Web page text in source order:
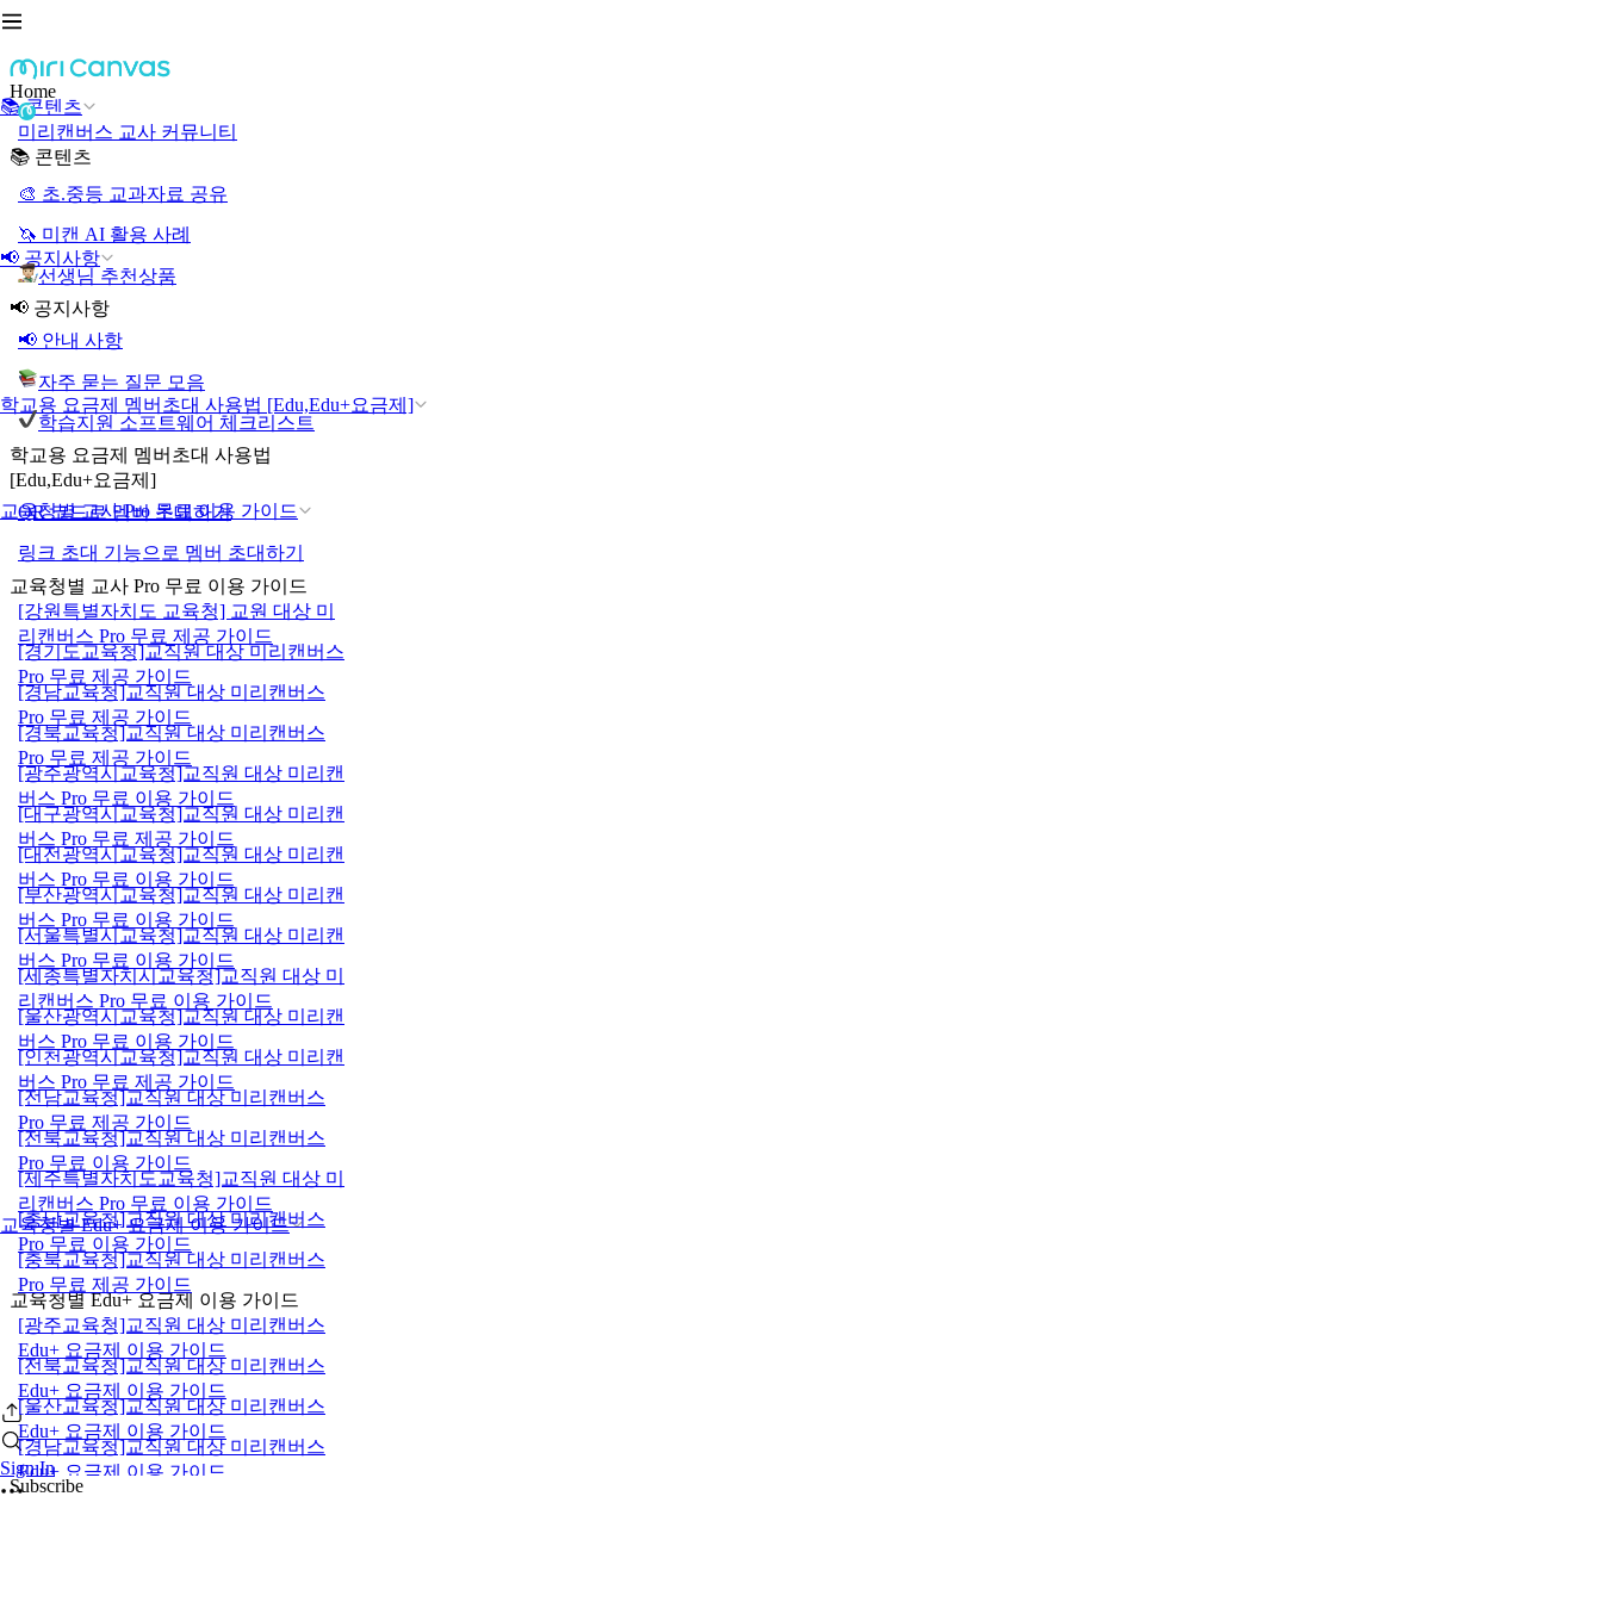
📚 콘텐츠
📢 공지사항
학교용 요금제 멤버초대 사용법 [Edu,Edu+요금제]
교육청별 교사 Pro 무료 이용 가이드
교육청별 Edu+ 요금제 이용 가이드
Sign In
Home
미리캔버스 교사 커뮤니티
📚 콘텐츠
🎨 초.중등 교과자료 공유
🦄 미캔 AI 활용 사례
선생님 추천상품
📢 공지사항
📢 안내 사항
자주 묻는 질문 모음
학습지원 소프트웨어 체크리스트
학교용 요금제 멤버초대 사용법
[Edu,Edu+요금제]
QR 코드로 멤버 초대하기
링크 초대 기능으로 멤버 초대하기
교육청별 교사 Pro 무료 이용 가이드
[강원특별자치도 교육청] 교원 대상 미
리캔버스 Pro 무료 제공 가이드
[경기도교육청]교직원 대상 미리캔버스
Pro 무료 제공 가이드
[경남교육청]교직원 대상 미리캔버스
Pro 무료 제공 가이드
[경북교육청]교직원 대상 미리캔버스
Pro 무료 제공 가이드
[광주광역시교육청]교직원 대상 미리캔
버스 Pro 무료 이용 가이드
[대구광역시교육청]교직원 대상 미리캔
버스 Pro 무료 제공 가이드
[대전광역시교육청]교직원 대상 미리캔
버스 Pro 무료 이용 가이드
[부산광역시교육청]교직원 대상 미리캔
버스 Pro 무료 이용 가이드
[서울특별시교육청]교직원 대상 미리캔
버스 Pro 무료 이용 가이드
[세종특별자치시교육청]교직원 대상 미
리캔버스 Pro 무료 이용 가이드
[울산광역시교육청]교직원 대상 미리캔
버스 Pro 무료 이용 가이드
[인천광역시교육청]교직원 대상 미리캔
버스 Pro 무료 제공 가이드
[전남교육청]교직원 대상 미리캔버스
Pro 무료 제공 가이드
[전북교육청]교직원 대상 미리캔버스
Pro 무료 이용 가이드
[제주특별자치도교육청]교직원 대상 미
리캔버스 Pro 무료 이용 가이드
[충남교육청]교직원 대상 미리캔버스
Pro 무료 이용 가이드
[충북교육청]교직원 대상 미리캔버스
Pro 무료 제공 가이드
교육청별 Edu+ 요금제 이용 가이드
[광주교육청]교직원 대상 미리캔버스
Edu+ 요금제 이용 가이드
[전북교육청]교직원 대상 미리캔버스
Edu+ 요금제 이용 가이드
[울산교육청]교직원 대상 미리캔버스
Edu+ 요금제 이용 가이드
[경남교육청]교직원 대상 미리캔버스
Edu+ 요금제 이용 가이드
Subscribe